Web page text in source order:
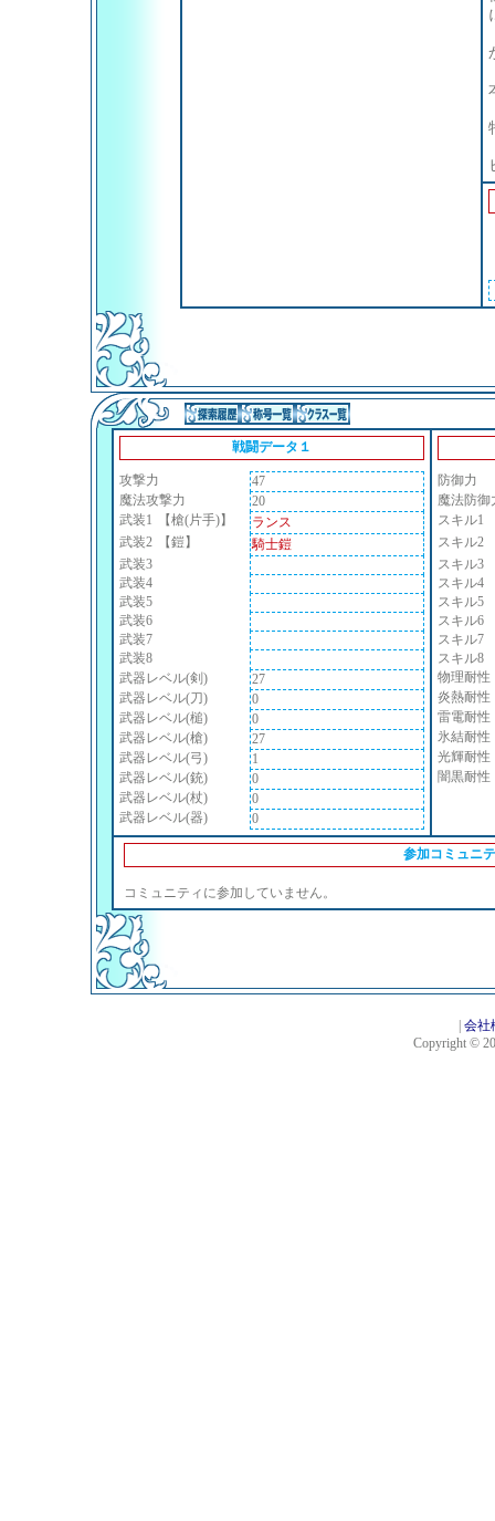
戦闘データ１
攻撃力
47
魔法攻撃力
20
武装1
【槍(片手)】
ランス
武装2
【鎧】
騎士鎧
武装3
武装4
武装5
武装6
武装7
武装8
武器レベル(剣)
27
武器レベル(刀)
0
武器レベル(槌)
0
武器レベル(槍)
27
武器レベル(弓)
1
武器レベル(銃)
0
武器レベル(杖)
0
武器レベル(器)
0
防御力
魔法防御
スキル1
スキル2
スキル3
スキル4
スキル5
スキル6
スキル7
スキル8
物理耐性
炎熱耐性
雷電耐性
氷結耐性
光輝耐性
闇黒耐性
参加コミュニ
コミュニティに参加していません。
会社
Copyright ©